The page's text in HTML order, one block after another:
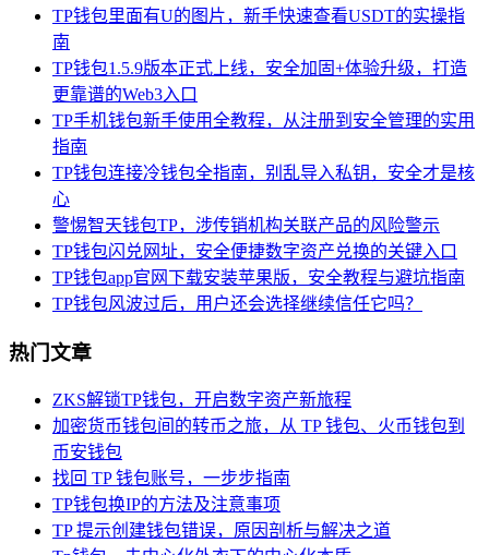
TP钱包里面有U的图片，新手快速查看USDT的实操指
南
TP钱包1.5.9版本正式上线，安全加固+体验升级，打造
更靠谱的Web3入口
TP手机钱包新手使用全教程，从注册到安全管理的实用
指南
TP钱包连接冷钱包全指南，别乱导入私钥，安全才是核
心
警惕智天钱包TP，涉传销机构关联产品的风险警示
TP钱包闪兑网址，安全便捷数字资产兑换的关键入口
TP钱包app官网下载安装苹果版，安全教程与避坑指南
TP钱包风波过后，用户还会选择继续信任它吗？
热门文章
ZKS解锁TP钱包，开启数字资产新旅程
加密货币钱包间的转币之旅，从 TP 钱包、火币钱包到
币安钱包
找回 TP 钱包账号，一步步指南
TP钱包换IP的方法及注意事项
TP 提示创建钱包错误，原因剖析与解决之道